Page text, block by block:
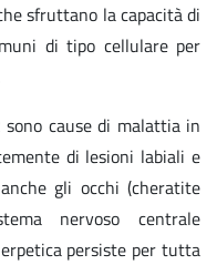
sfruttano la capacità di
di tipo cellulare per
cause di malattia in
di lesioni labiali e
gli occhi (cheratite
nervoso centrale
persiste per tutta